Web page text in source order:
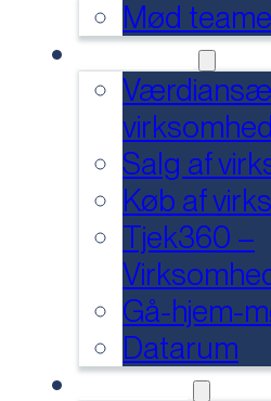
Mød
virksomhed
Salg af
Køb af
Tjek360 –
Gå-hjem-
Datarum